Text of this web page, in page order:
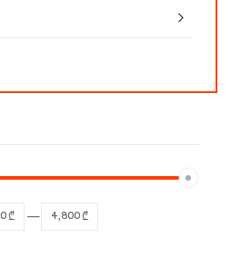
0 ₾ — 4,800 ₾